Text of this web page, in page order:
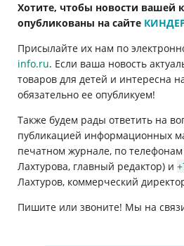
Хотите, чтобы новости вашей
опубликованы на сайте
Присылайте их нам по
info.ru. Если ваша новость
товаров для детей и интересна
обязательно ее опубликуем!
Также будем рады ответить на
публикацией информационных
печатном журнале, по телефонам
Лахтурова, главный редактор) и
Лахтуров, коммерческий
Пишите или звоните! Мы на